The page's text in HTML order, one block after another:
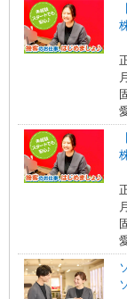
支給 ゜+゜
支給 ゜+゜